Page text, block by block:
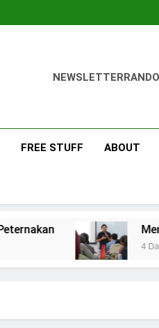
NEWSLETTER
FREE STUFF ABOUT
Menyisihkan
4 Days Ago